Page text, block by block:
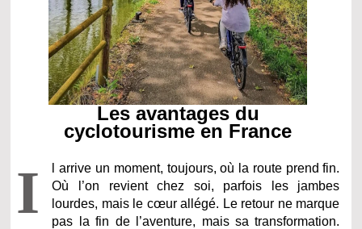
Les avantages du
cyclotourisme en France
I
l arrive un moment, toujours, où la route prend fin.
Où l’on revient chez soi, parfois les jambes
lourdes, mais le cœur allégé. Le retour ne marque
pas la fin de l’aventure, mais sa transformation.